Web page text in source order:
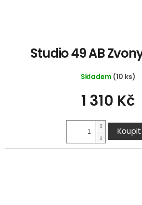
Studio 49 AB
Skladem (10 ks)
1 310 Kč
Koupit